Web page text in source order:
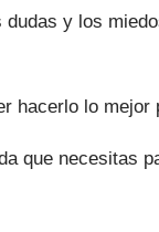
y los
hacerlo lo mejor
que necesitas